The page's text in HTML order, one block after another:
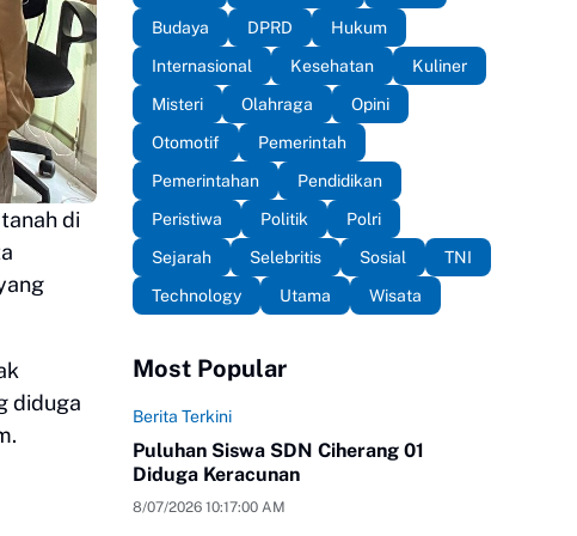
di
diduga
Budaya
DPRD
Hukum
Internasional
Kesehatan
Kuliner
Misteri
Olahraga
Opini
Otomotif
Pemerintah
Pemerintahan
Pendidikan
Peristiwa
Politik
Polri
Sejarah
Selebritis Sosial
TNI
Technology
Utama Wisata
Most Popular
Berita Terkini
Puluhan Siswa SDN Ciherang 01
Diduga Keracunan
8/07/2026 10:17:00 AM